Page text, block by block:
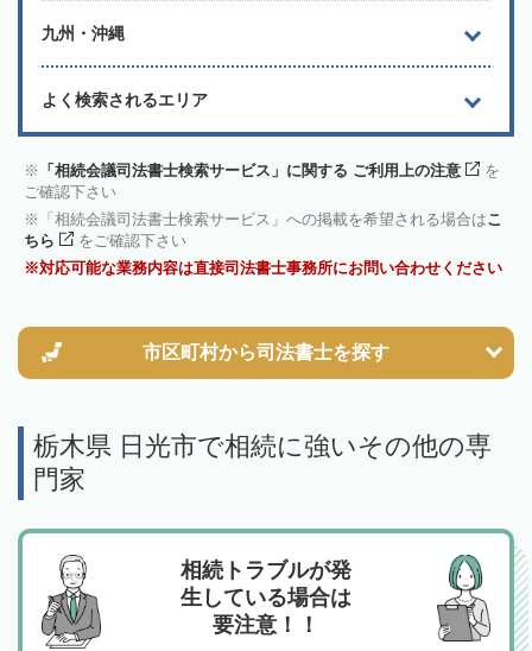
九州・沖縄
よく検索されるエリア
「相続会議司法書士検索サービス」に関する ご利用上の注意
を
ご確認下さい
「相続会議司法書士検索サービス」への掲載を希望される場合はこ
ちら
をご確認下さい
対応可能な業務内容は直接司法書士事務所にお問い合わせください
市区町村から司法書士を探す
栃木県 日光市で相続に強いその他の専
門家
相続トラブルが発
生している場合は
要注意！！